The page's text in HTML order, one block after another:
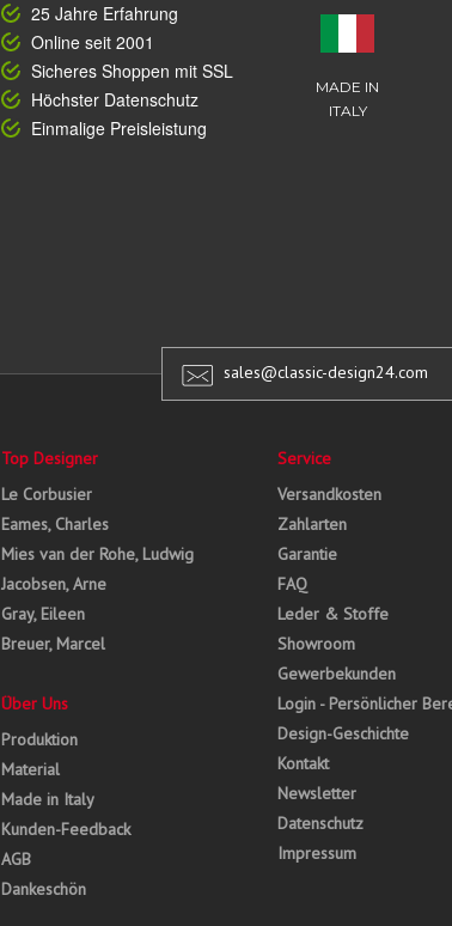
25 Jahre Erfahrung
Online seit 2001
Sicheres Shoppen mit SSL
Höchster Datenschutz
Einmalige Preisleistung
MADE IN
ITALY
sales@classic-design24.com
Top Designer
Le Corbusier
Eames, Charles
Mies van der Rohe, Ludwig
Jacobsen, Arne
Gray, Eileen
Breuer, Marcel
Über Uns
Produktion
Material
Made in Italy
Kunden-Feedback
AGB
Dankeschön
Service
Versandkosten
Zahlarten
Garantie
FAQ
Leder & Stoffe
Showroom
Gewerbekunden
Login - Persönlicher
Design-Geschichte
Kontakt
Newsletter
Datenschutz
Impressum